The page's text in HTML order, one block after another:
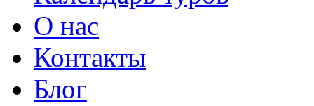
О нас
Контакты
Блог